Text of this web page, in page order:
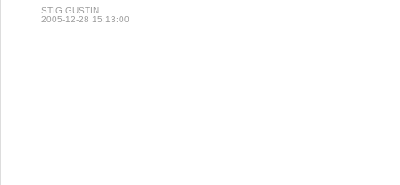
STIG GUSTIN
2005-12-28 15:13:00